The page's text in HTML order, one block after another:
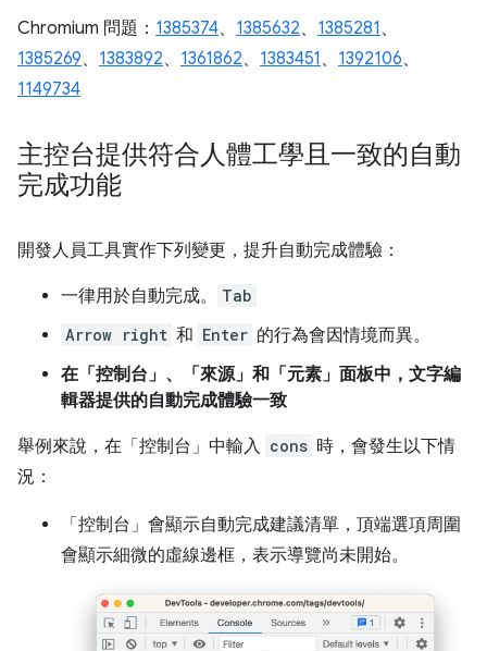
Chromium 問題： 1385374、 1385632、 1385281 、
1385269、 1383892、 1361862、 1383451 、 1392106、
1149734
主控台提供符合人體工學且一致的自動
完成功能
開發人員工具實作下列變更，提升自動完成體驗：
一律用於自動完成。
Tab
Arrow right 和 Enter 的行為會因情境而異。
在「控制台」、「來源」和「元素」面板中，文字編
輯器提供的自動完成體驗一致
舉例來說，在「控制台」 中輸入 cons 時，會發生以下情
況：
「控制台」 會顯示自動完成建議清單，頂端選項周圍
會顯示細微的虛線邊框，表示導覽尚未開始。